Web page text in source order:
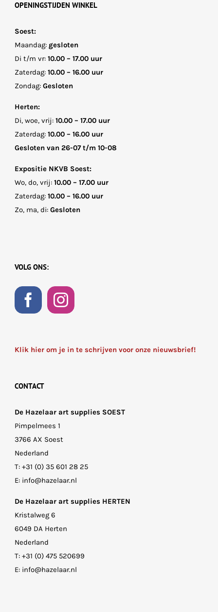
OPENINGSTIJDEN WINKEL
Soest:
Maandag: gesloten
Di t/m vr: 10.00 – 17.00 uur
Zaterdag: 10.00 – 16.00 uur
Zondag: Gesloten
Herten:
Di, woe, vrij: 10.00 – 17.00 uur
Zaterdag: 10.00 – 16.00 uur
Gesloten van 26-07 t/m 10-08
Expositie NKVB Soest:
Wo, do, vrij: 10.00 – 17.00 uur
Zaterdag: 10.00 – 16.00 uur
Zo, ma, di: Gesloten
VOLG ONS:
Klik hier om je in te schrijven voor onze nieuwsbrief!
CONTACT
De Hazelaar art supplies SOEST
Pimpelmees 1
3766 AX Soest
Nederland
T: +31 (0) 35 601 28 25
E: info@hazelaar.nl
De Hazelaar art supplies HERTEN
Kristalweg 6
6049 DA Herten
Nederland
T: +31 (0) 475 520699
E: info@hazelaar.nl